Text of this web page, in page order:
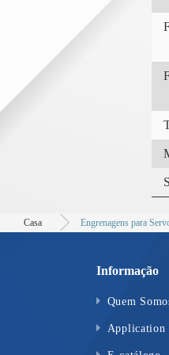
Casa Engrenagens para
Informação
Quem
Application